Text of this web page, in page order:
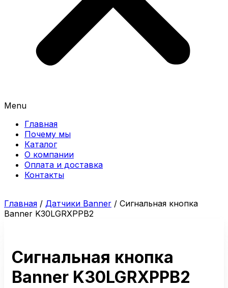
Menu
Главная
Почему мы
Каталог
О компании
Оплата и доставка
Контакты
Главная / Датчики Banner / Сигнальная кнопка
Banner K30LGRXPPB2
Сигнальная кнопка
Banner K30LGRXPPB2